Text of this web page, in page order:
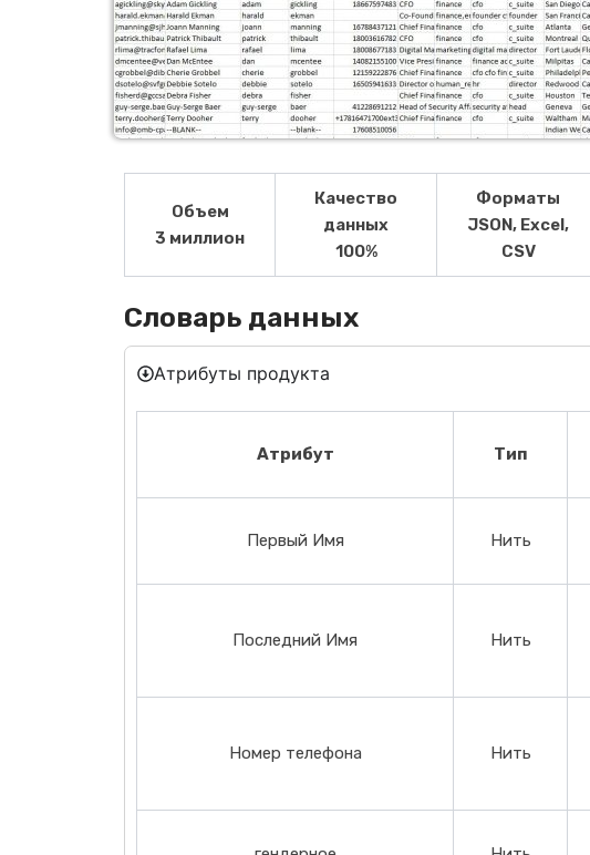
Объем
3 миллион
Качество
данных
100%
Форматы
JSON, Excel,
CSV
Словарь данных
Атрибуты продукта
Атрибут Тип
Первый Имя Нить
Последний Имя Нить
Номер телефона Нить